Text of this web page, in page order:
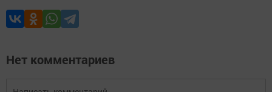
Нет комментариев